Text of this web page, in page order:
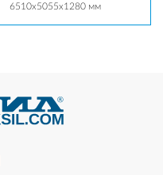
6510x5055x1280 мм